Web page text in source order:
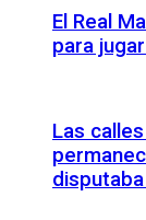
El Real
para
Las